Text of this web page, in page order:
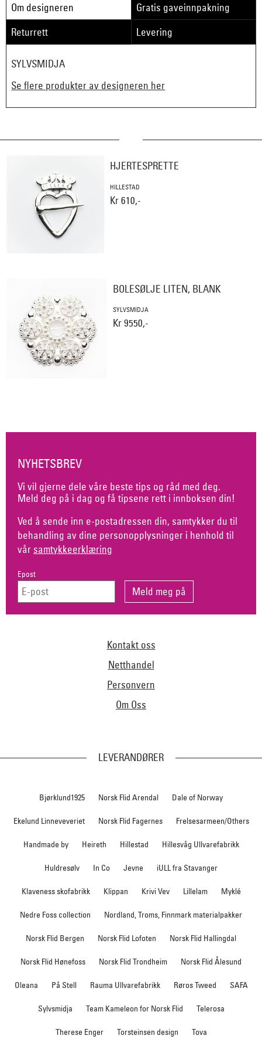
Om designeren
Gratis gaveinnpakning
Returrett
Levering
SYLVSMIDJA
Se flere produkter av designeren her
HJERTESPRETTE
HILLESTAD
Kr 610,-
BOLESØLJE LITEN, BLANK
SYLVSMIDJA
Kr 9550,-
NYHETSBREV
Vi vil gjerne dele våre beste tips og råd med deg.
Meld deg på i dag og få tipsene rett i innboksen din!
Ved å sende inn e-postadressen din, samtykker du til
behandling av dine personopplysninger i henhold til
vår samtykkeerklæring
Epost
Kontakt oss
Netthandel
Personvern
Om Oss
LEVERANDØRER
Bjørklund1925 Norsk Flid Arendal Dale of Norway
Ekelund Linneveveriet Norsk Flid Fagernes Frelsesarmeen/Others
Handmade by Heireth Hillestad Hillesvåg Ullvarefabrikk
Huldresølv In Co Jevne iULL fra Stavanger
Klaveness skofabrikk Klippan Krivi Vev Lillelam Myklé
Nedre Foss collection Nordland, Troms, Finnmark materialpakker
Norsk Flid Bergen Norsk Flid Lofoten Norsk Flid Hallingdal
Norsk Flid Hønefoss Norsk Flid Trondheim Norsk Flid Ålesund
Oleana På Stell Rauma Ullvarefabrikk Røros Tweed SAFA
Sylvsmidja Team Kameleon for Norsk Flid Telerosa
Therese Enger Torsteinsen design Tova